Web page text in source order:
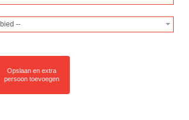
--
Opslaan en extra
persoon toevoegen